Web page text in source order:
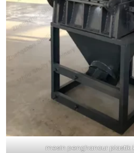
mesin penghancur plastik